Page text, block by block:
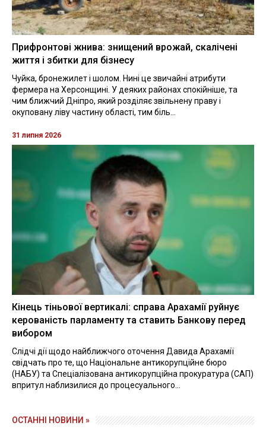
Прифронтові жнива: знищений врожай, скалічені
життя і збитки для бізнесу
Чуйка, бронежилет і шолом. Нині це звичайні атрибути
фермера на Херсонщині. У деяких районах спокійніше, та
чим ближчий Дніпро, який розділяє звільнену праву і
окуповану ліву частину області, тим біль...
31 липня 2026
Кінець тіньової вертикалі: справа Арахамії руйнує
керованість парламенту та ставить Банкову перед
вибором
Слідчі дії щодо найближчого оточення Давида Арахамії
свідчать про те, що Національне антикорупційне бюро
(НАБУ) та Спеціалізована антикорупційна прокуратура (САП)
впритул наблизилися до процесуального...
ОСТАННІ НОВИНИ »